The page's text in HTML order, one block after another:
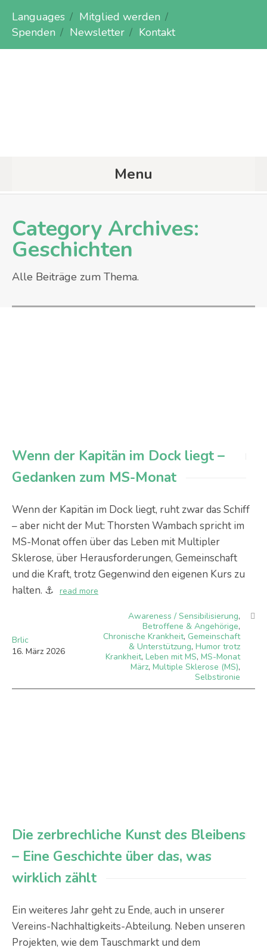
Languages
Mitglied werden
Spenden
Newsletter Kontakt
Menu
Category Archives:
Geschichten
Alle Beiträge zum Thema.
Wenn der Kapitän im Dock liegt –
Gedanken zum MS-Monat
Wenn der Kapitän im Dock liegt, ruht zwar das Schiff
– aber nicht der Mut: Thorsten Wambach spricht im
MS-Monat offen über das Leben mit Multipler
Sklerose, über Herausforderungen, Gemeinschaft
und die Kraft, trotz Gegenwind den eigenen Kurs zu
halten. ⚓️ read more
Brlic
16. März 2026
Awareness / Sensibilisierung,
Betroffene & Angehörige,
Chronische Krankheit, Gemeinschaft
& Unterstützung, Humor trotz
Krankheit, Leben mit MS, MS-Monat
März, Multiple Sklerose (MS),
Selbstironie
Die zerbrechliche Kunst des Bleibens
– Eine Geschichte über das, was
wirklich zählt
Ein weiteres Jahr geht zu Ende, auch in unserer
Vereins-Nachhaltigkeits-Abteilung. Neben unseren
Projekten, wie dem Tauschmarkt und dem